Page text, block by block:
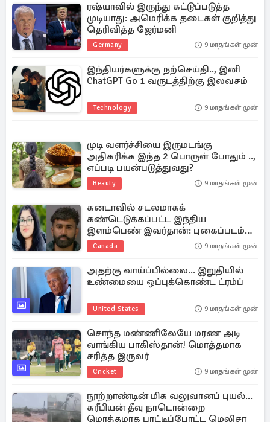
ரஷ்யாவில் இருந்து கட்டுப்படுத்த
முடியாது: அமெரிக்க தடைகள் குறித்து
தெரிவித்த ஜேர்மனி
Germany 9 மாதங்கள் முன்
இந்தியர்களுக்கு நற்செய்தி.., இனி
ChatGPT Go 1 வருடத்திற்கு இலவசம்
Technology 9 மாதங்கள் முன்
முடி வளர்ச்சியை இருமடங்கு
அதிகரிக்க இந்த 2 பொருள் போதும் ..,
எப்படி பயன்படுத்துவது?
Beauty 9 மாதங்கள் முன்
கனடாவில் சடலமாகக்
கண்டெடுக்கப்பட்ட இந்திய
இளம்பெண் இவர்தான்: புகைப்படம்
வெளியானது
Canada 9 மாதங்கள் முன்
அதற்கு வாய்ப்பில்லை... இறுதியில்
உண்மையை ஒப்புக்கொண்ட ட்ரம்ப்
United States 9 மாதங்கள் முன்
சொந்த மண்ணிலேயே மரண அடி
வாங்கிய பாகிஸ்தான்! மொத்தமாக
சரித்த இருவர்
Cricket 9 மாதங்கள் முன்
நூற்றாண்டின் மிக வலுவானப் புயல்...
கரீபியன் தீவு நாடொன்றை
மொத்தமாக புரட்டிப்போட்ட மெலிசா